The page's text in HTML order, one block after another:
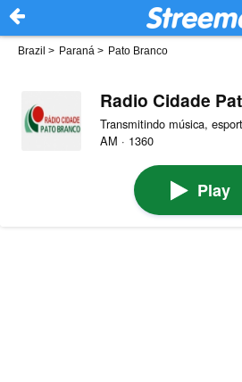
Brazil > Paraná > Pato Branco
Radio Cidade
Transmitindo música,
AM · 1360
Play